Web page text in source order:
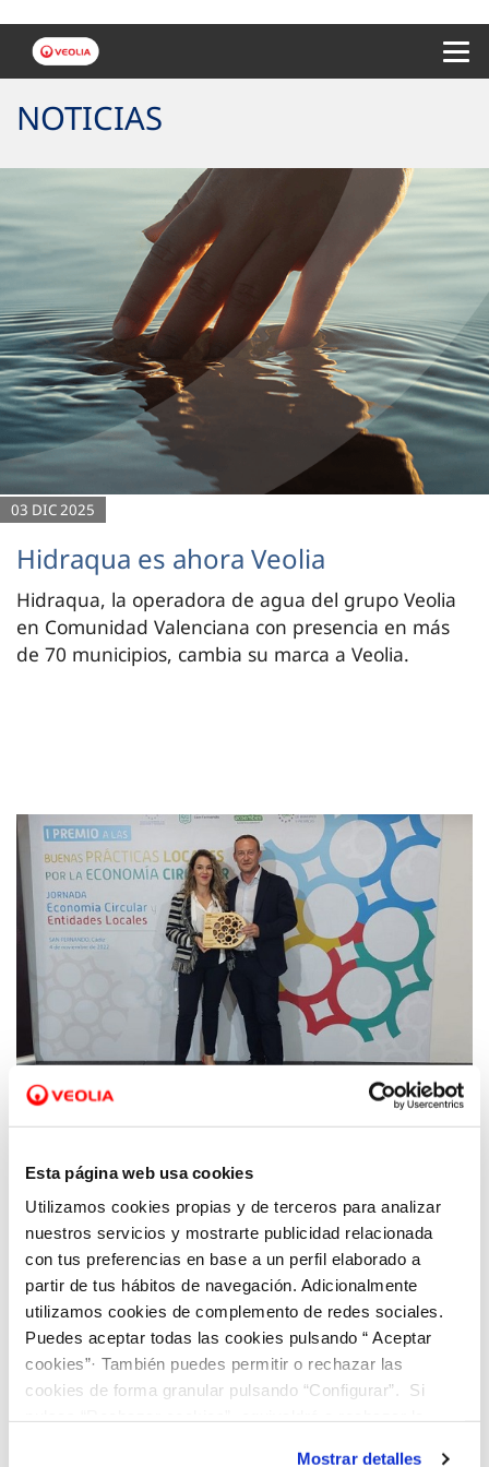
Esta página web usa cookies
Utilizamos cookies propias y de terceros para analizar
nuestros servicios y mostrarte publicidad relacionada
con tus preferencias en base a un perfil elaborado a
partir de tus hábitos de navegación. Adicionalmente
utilizamos cookies de complemento de redes sociales.
Puedes aceptar todas las cookies pulsando “ Aceptar
cookies”· También puedes permitir o rechazar las
cookies de forma granular pulsando “Configurar”. Si
Mostrar detalles
NOTICIAS
03 DIC 2025
Hidraqua es ahora Veolia
Hidraqua, la operadora de agua del grupo Veolia
en Comunidad Valenciana con presencia en más
de 70 municipios, cambia su marca a Veolia.
04 NOV 2022
prácticas sostenibles en la gestión del agua
implantadas de la mano de Hidraqua